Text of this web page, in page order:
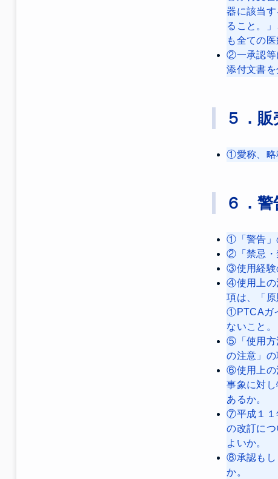
器に該当
ること。
も全ての
②一承認等
添付文書
５．販
①愛称、略
６．
①「警告」
②「禁忌・
③使用経験
④使用上の
項は、「
①PTCAガ
ないこと。
⑤「使用方
の注意」の
⑥使用上の
事象に対
あるか。
⑦平成１１
の改訂に
よいか。
⑧承認もし
か。